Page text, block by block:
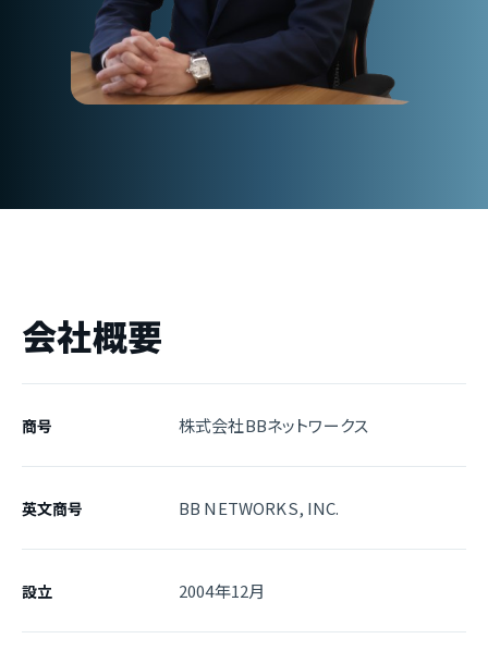
会社概要
商号 株式会社BBネットワークス
英文商号 BB NETWORKS, INC.
設立 2004年12月